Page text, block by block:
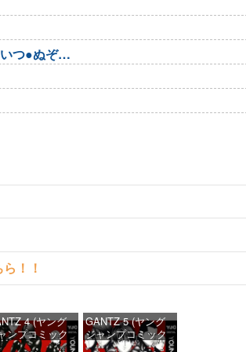
いつ●ぬぞ…
！！
4 (ヤング
ンプコミック
GANTZ 5 (ヤング
ジャンプコミック
スDIGITAL)